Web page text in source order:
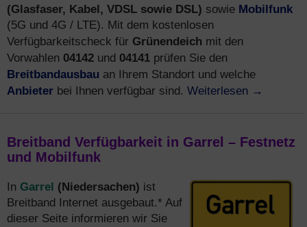
(Glasfaser, Kabel, VDSL sowie DSL) sowie Mobilfunk
(5G und 4G / LTE). Mit dem kostenlosen
Verfügbarkeitscheck für Grünendeich mit den
Vorwahlen 04142 und 04141 prüfen Sie den
Breitbandausbau an Ihrem Standort und welche
Anbieter bei Ihnen verfügbar sind. Weiterlesen →
Breitband Verfügbarkeit in Garrel – Festnetz
und Mobilfunk
In Garrel (Niedersachen) ist
Breitband Internet ausgebaut.* Auf
dieser Seite informieren wir Sie